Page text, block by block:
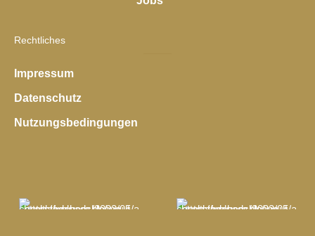
Rechtliches
Impressum
Datenschutz
Nutzungsbedingungen